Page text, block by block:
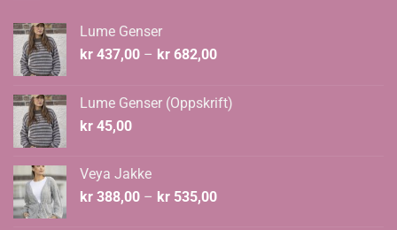
Lume Genser
kr 437,00 – kr 682,00Prisområde:
kr 682,00
Lume Genser (Oppskrift)
kr 45,00
Veya Jakke
kr 388,00 – kr 535,00Prisområde: